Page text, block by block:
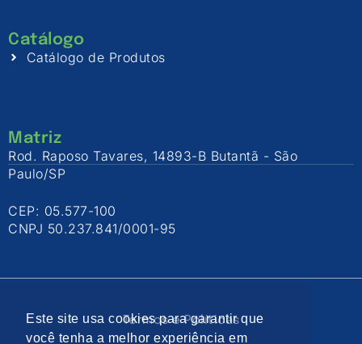
Catálogo
Catálogo de Produtos
Matriz
Rod. Raposo Tavares, 14893-B Butantã - São
Paulo/SP
CEP: 05.577-100
CNPJ 50.237.841/0001-95
Termos e Políticas
Este site usa cookies para garantir que
você tenha a melhor experiência em